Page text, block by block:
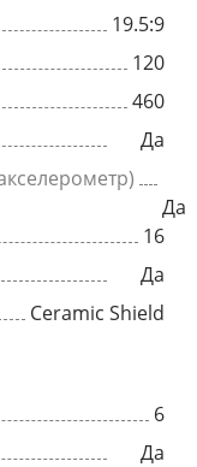
19.5:9
120
460
Да
Да
16
Да
Ceramic Shield
6
Да